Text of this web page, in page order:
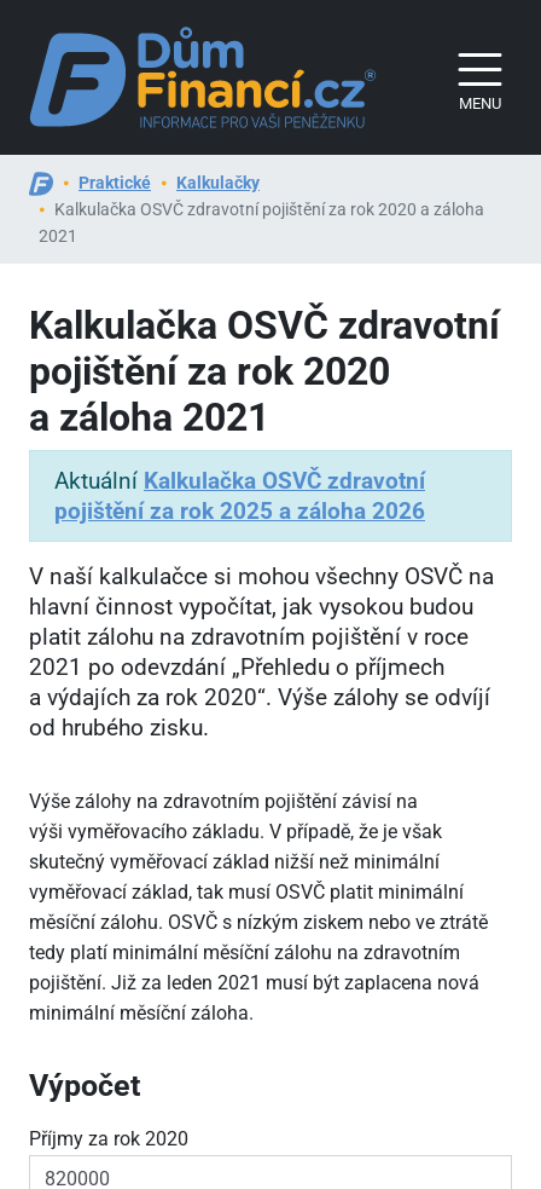
MENU
Praktické
Kalkulačky
Kalkulačka OSVČ zdravotní pojištění za rok 2020 a záloha
2021
Kalkulačka OSVČ zdravotní
pojištění za rok 2020
a záloha 2021
Aktuální Kalkulačka OSVČ zdravotní
pojištění za rok 2025 a záloha 2026
V naší kalkulačce si mohou všechny OSVČ na
hlavní činnost vypočítat, jak vysokou budou
platit zálohu na zdravotním pojištění v roce
2021 po odevzdání „Přehledu o příjmech
a výdajích za rok 2020“. Výše zálohy se odvíjí
od hrubého zisku.
Výše zálohy na zdravotním pojištění závisí na
výši vyměřovacího základu. V případě, že je však
skutečný vyměřovací základ nižší než minimální
vyměřovací základ, tak musí OSVČ platit minimální
měsíční zálohu. OSVČ s nízkým ziskem nebo ve ztrátě
tedy platí minimální měsíční zálohu na zdravotním
pojištění. Již za leden 2021 musí být zaplacena nová
minimální měsíční záloha.
Výpočet
Příjmy za rok 2020